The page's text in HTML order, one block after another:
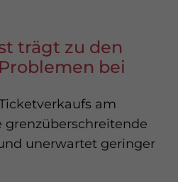
trägt zu den
bei
am
grenzüberschreitende
unerwartet geringer